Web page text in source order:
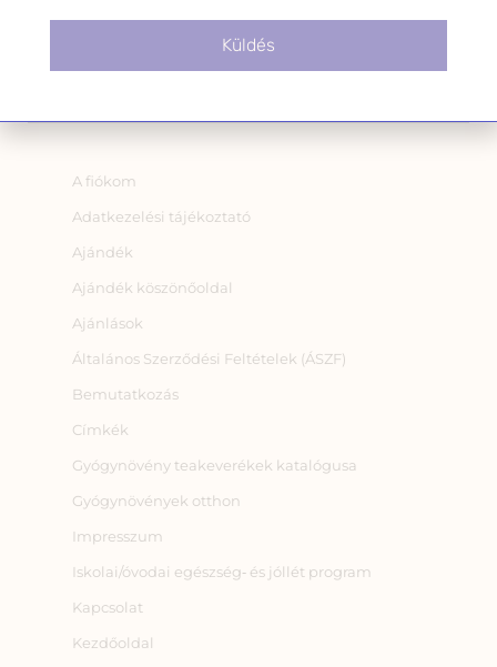
A fiókom
Adatkezelési tájékoztató
Ajándék
Ajándék köszönőoldal
Ajánlások
Általános Szerződési Feltételek (ÁSZF)
Bemutatkozás
Címkék
Gyógynövény teakeverékek katalógusa
Gyógynövények otthon
Impresszum
Iskolai/óvodai egészség‑ és jóllét program
Kapcsolat
Kezdőoldal
Küldés